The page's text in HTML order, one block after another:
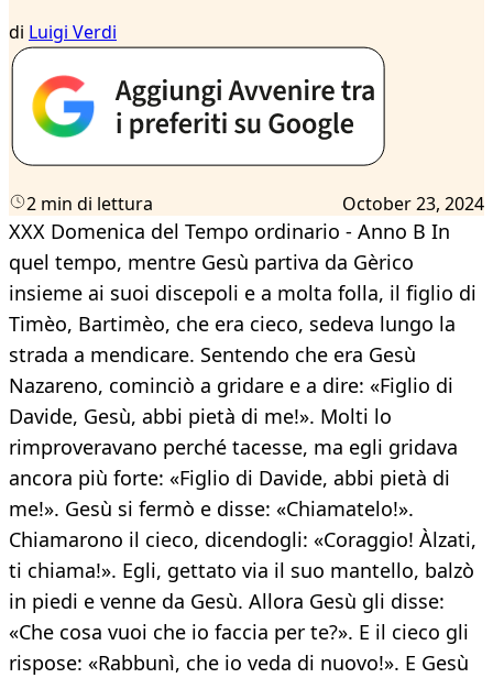
di Luigi Verdi
2 min di lettura October 23, 2024
XXX Domenica del Tempo ordinario - Anno B In
quel tempo, mentre Gesù partiva da Gèrico
insieme ai suoi discepoli e a molta folla, il figlio di
Timèo, Bartimèo, che era cieco, sedeva lungo la
strada a mendicare. Sentendo che era Gesù
Nazareno, cominciò a gridare e a dire: «Figlio di
Davide, Gesù, abbi pietà di me!». Molti lo
rimproveravano perché tacesse, ma egli gridava
ancora più forte: «Figlio di Davide, abbi pietà di
me!». Gesù si fermò e disse: «Chiamatelo!».
Chiamarono il cieco, dicendogli: «Coraggio! Àlzati,
ti chiama!». Egli, gettato via il suo mantello, balzò
in piedi e venne da Gesù. Allora Gesù gli disse:
«Che cosa vuoi che io faccia per te?». E il cieco gli
rispose: «Rabbunì, che io veda di nuovo!». E Gesù